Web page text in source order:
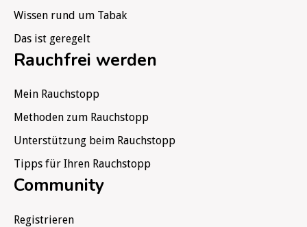
Wissen rund um Tabak
Das ist geregelt
Rauchfrei werden
Mein Rauchstopp
Methoden zum Rauchstopp
Unterstützung beim Rauchstopp
Tipps für Ihren Rauchstopp
Community
Registrieren